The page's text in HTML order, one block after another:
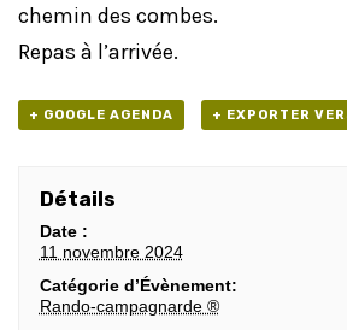
chemin des combes.
Repas à l’arrivée.
+ GOOGLE AGENDA + EXPORTER
Détails
Date :
11 novembre 2024
Catégorie d’Évènement:
Rando-campagnarde ®